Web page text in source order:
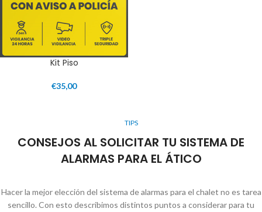
Kit Piso
€35,00
TIPS
CONSEJOS AL SOLICITAR TU SISTEMA DE
ALARMAS PARA EL ÁTICO
Hacer la mejor elección del sistema de alarmas para el chalet no es tarea
sencillo. Con esto describimos distintos puntos a considerar para tu